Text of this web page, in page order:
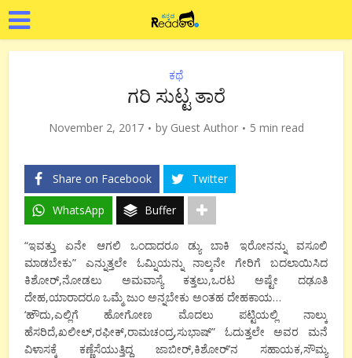
ಕಥೆ
ಗರಿ ಸುಟ್ಟ ತಾರೆ
November 2, 2017 by Guest Author 5 min read
Share on Facebook Twitter
WhatsApp Buffer
“ಇವತ್ತು ಏನೇ ಆಗಲಿ ಒಂದಾದರೂ ಡ್ಯು ಬಾಕಿ ಇರೋನನ್ನು ವಸೂಲಿ
ಮಾಡಬೇಕು” ಎನ್ನುತ್ತಲೇ ಓಮ್ನಿಯನ್ನು ನಾಲ್ಕನೇ ಗೇರಿಗೆ ಬದಲಾಯಿಸಿದ
ಕಿಶೋರ್,ನೋಡಲು ಅಮವಾಸ್ಯೆ ಕತ್ತಲು,ಒರಟ ಅಷ್ಟೇ ದಢೂತಿ
ದೇಹ,ಯಾರಾದರೂ ಒಮ್ಮೆ ಜುಂ ಅನ್ನಬೇಕು ಅಂತಹ ದೇಹಕಾಯ…
‘ಹೌದು,ಎಲ್ಲಿಗೆ ಹೋಗೋಣ ಮೊದಲು ಪಟ್ಟಿಯಲ್ಲಿ ನಾಲ್ಕು
ಹೆಸರಿದೆ,ಖಲೀಲ್,ರಫೀಕ್,ರಾಮಚಂದ್ರ,ಸುಭಾಷ್” ಓದುತ್ತಲೇ ಅವರ ಮನೆ
ವಿಳಾಸಕ್ಕೆ ಕಣ್ಣೆಸೆಯುತ್ತಿದ್ದ ಜಾಬೀರ್,ಕಿಶೋರ್’ನ ಸಹಾಯಕ,ಸೌಮ್ಯ